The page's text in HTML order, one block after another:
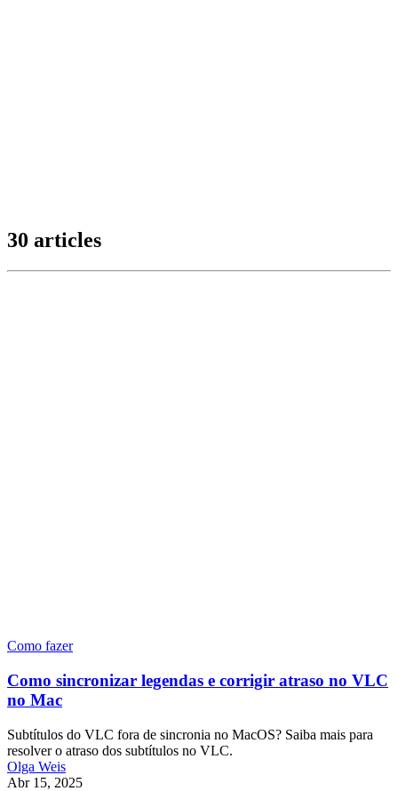
30 articles
Como fazer
Como sincronizar legendas e corrigir atraso no VLC
no Mac
Subtítulos do VLC fora de sincronia no MacOS? Saiba mais para
resolver o atraso dos subtítulos no VLC.
Olga Weis
Abr 15, 2025